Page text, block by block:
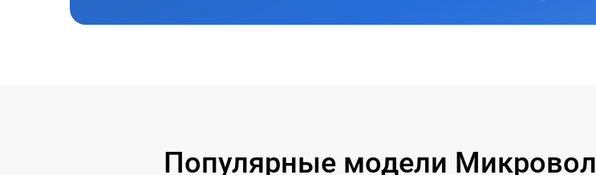
Популярные модели